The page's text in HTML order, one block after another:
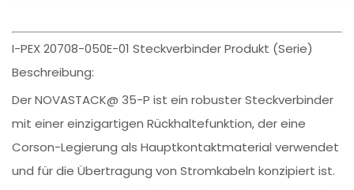
I-PEX 20708-050E-01 Steckverbinder Produkt (Serie)
Beschreibung:
Der NOVASTACK@ 35-P ist ein robuster Steckverbinder
mit einer einzigartigen Rückhaltefunktion, der eine
Corson-Legierung als Hauptkontaktmaterial verwendet
und für die Übertragung von Stromkabeln konzipiert ist.